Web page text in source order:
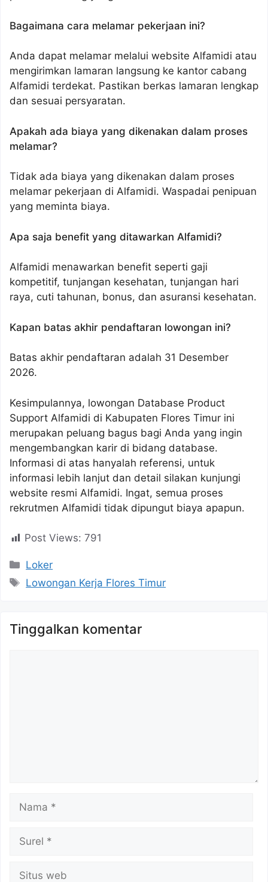
Bagaimana cara melamar pekerjaan ini?
Anda dapat melamar melalui website Alfamidi atau
mengirimkan lamaran langsung ke kantor cabang
Alfamidi terdekat. Pastikan berkas lamaran lengkap
dan sesuai persyaratan.
Apakah ada biaya yang dikenakan dalam proses
melamar?
Tidak ada biaya yang dikenakan dalam proses
melamar pekerjaan di Alfamidi. Waspadai penipuan
yang meminta biaya.
Apa saja benefit yang ditawarkan Alfamidi?
Alfamidi menawarkan benefit seperti gaji
kompetitif, tunjangan kesehatan, tunjangan hari
raya, cuti tahunan, bonus, dan asuransi kesehatan.
Kapan batas akhir pendaftaran lowongan ini?
Batas akhir pendaftaran adalah 31 Desember
2026.
Kesimpulannya, lowongan Database Product
Support Alfamidi di Kabupaten Flores Timur ini
merupakan peluang bagus bagi Anda yang ingin
mengembangkan karir di bidang database.
Informasi di atas hanyalah referensi, untuk
informasi lebih lanjut dan detail silakan kunjungi
website resmi Alfamidi. Ingat, semua proses
rekrutmen Alfamidi tidak dipungut biaya apapun.
Post Views: 791
Kategori
Loker
Tag
Lowongan Kerja Flores Timur
Tinggalkan komentar
Nama
Surel
Situs